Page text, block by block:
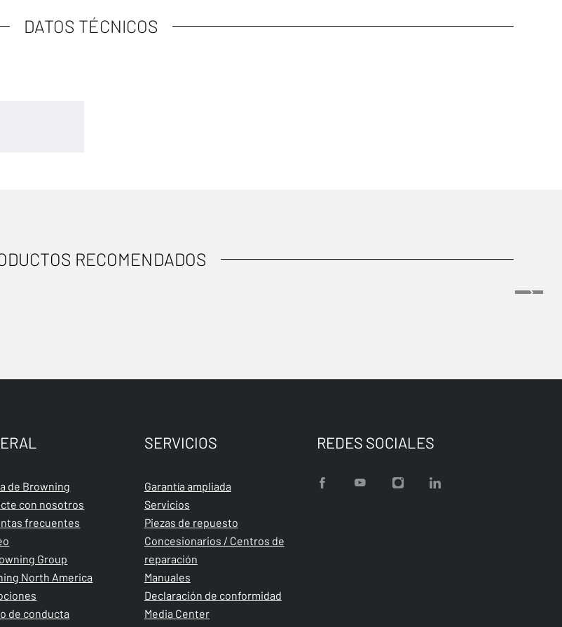
DATOS TÉCNICOS
RECOMENDADOS
de Browning
con nosotros
frecuentes
Group
North America
de conducta
SERVICIOS
Garantía ampliada
Servicios
Piezas de repuesto
Concesionarios / Centros de
reparación
Manuales
Declaración de conformidad
Media Center
REDES SOCIALES